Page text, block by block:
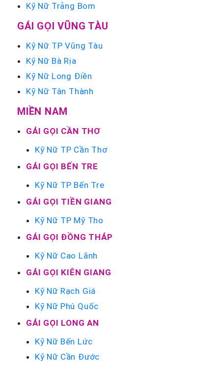
Kỹ Nữ Trảng Bom
GÁI GỌI VŨNG TÀU
Kỹ Nữ TP Vũng Tàu
Kỹ Nữ Bà Rịa
Kỹ Nữ Long Điền
Kỹ Nữ Tân Thành
MIỀN NAM
GÁI GỌI CẦN THƠ
Kỹ Nữ TP Cần Thơ
GÁI GỌI BẾN TRE
Kỹ Nữ TP Bến Tre
GÁI GỌI TIỀN GIANG
Kỹ Nữ TP Mỹ Tho
GÁI GỌI ĐỒNG THÁP
Kỹ Nữ Cao Lãnh
GÁI GỌI KIÊN GIANG
Kỹ Nữ Rạch Giá
Kỹ Nữ Phú Quốc
GÁI GỌI LONG AN
Kỹ Nữ Bến Lức
Kỹ Nữ Cần Đước